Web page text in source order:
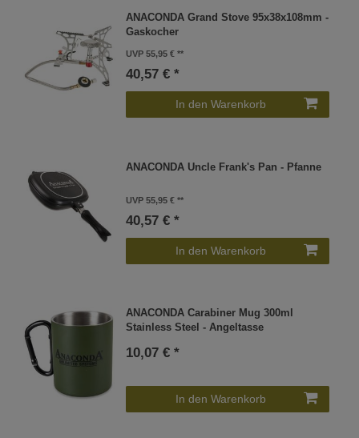
ANACONDA Grand Stove 95x38x108mm -
Gaskocher
UVP 55,95 €
40,57 € *
In den Warenkorb
ANACONDA Uncle Frank's Pan - Pfanne
UVP 55,95 €
40,57 € *
In den Warenkorb
ANACONDA Carabiner Mug 300ml
Stainless Steel - Angeltasse
10,07 € *
In den Warenkorb